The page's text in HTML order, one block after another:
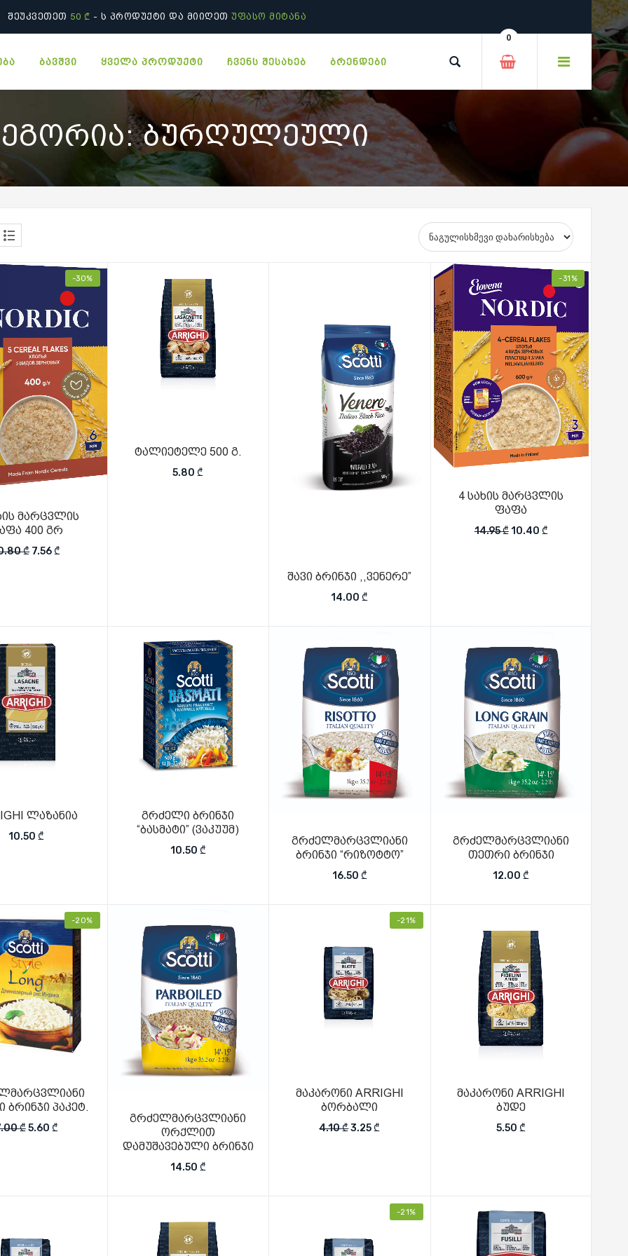
ᲨᲔᲣᲙᲕᲔᲗᲔᲗ 50 ₾ - Ს ᲞᲠᲝᲓᲣᲥᲢᲘ ᲓᲐ ᲛᲘᲘᲦᲔᲗ ᲣᲤᲐᲡᲝ ᲛᲘᲢᲐᲜᲐ
ᲑᲐᲕᲨᲕᲘ ᲧᲕᲔᲚᲐ ᲞᲠᲝᲓᲣᲥᲢᲘ ᲩᲕᲔᲜᲡ ᲨᲔᲡᲐᲮᲔᲑ ᲑᲠᲔᲜᲓᲔᲑᲘ
0
ᲑᲣᲠᲦᲣᲚᲔᲣᲚᲘ
-30%
მარცვლის
400 გრ
₾ Original price was: 10.80 ₾.
7.56₾
ტალიეტელე 500 გ.
5.80₾
შავი ბრინჯი ,,ვენერე”
14.00₾
-31%
4 სახის მარცვლის
ფაფა
14.95₾Original price was:
10.40 ₾Current price
ლაზანია
10.50₾
გრძელი ბრინჯი
“ბასმატი” (ვაკუუმ)
10.50 ₾
გრძელმარცვლიანი
ბრინჯი “რიზოტტო”
16.50 ₾
გრძელმარცვლიანი
თეთრი ბრინჯი
12.00₾
-20%
პაკეტ.
₾Original price was: 7.00 ₾.
5.60 ₾Current price is: 5.60 ₾.
გრძელმარცვლიანი
ორქლით
დამუშავებული ბრინჯი
14.50 ₾
-21%
მაკარონი ARRIGHI
ბორბალი
4.10₾Original price was: 4.10 ₾.
3.25₾
მაკარონი ARRIGHI
ბუდე
5.50₾
-21%